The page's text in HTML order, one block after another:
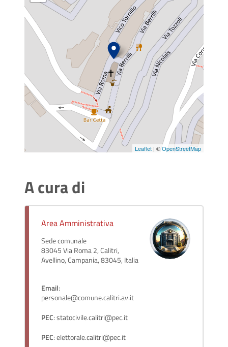
Leaflet | ©OpenStreetMap
A cura di
Area Amministrativa
Sede comunale
83045 Via Roma 2, Calitri,
Avellino, Campania, 83045, Italia
Email:
personale@comune.calitri.av.it
PEC: statocivile.calitri@pec.it
PEC: elettorale.calitri@pec.it